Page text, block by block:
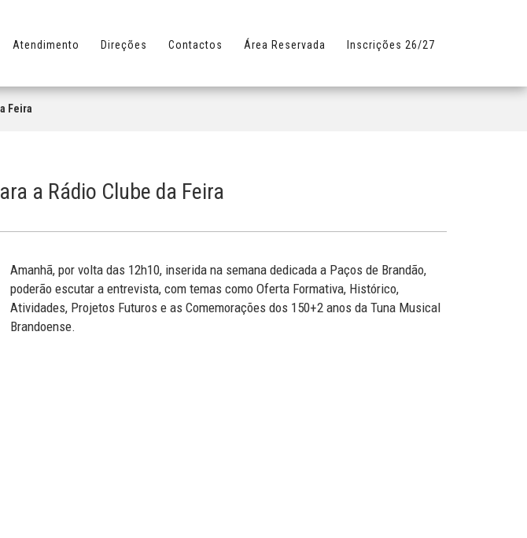
Atendimento Direções Contactos Área Reservada Inscrições 26/27
Feira
a Rádio Clube da Feira
Amanhã, por volta das 12h10, inserida na semana dedicada a Paços de Brandão,
poderão escutar a entrevista, com temas como Oferta Formativa, Histórico,
Atividades, Projetos Futuros e as Comemorações dos 150+2 anos da Tuna Musical
Brandoense.